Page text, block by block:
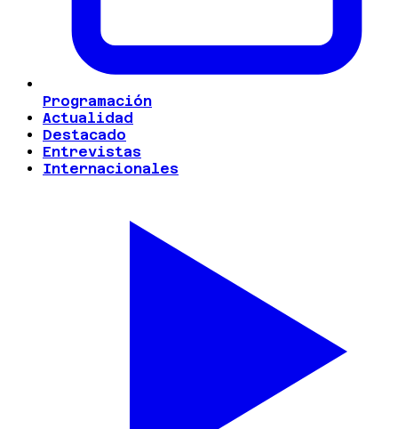
Programación
Actualidad
Destacado
Entrevistas
Internacionales